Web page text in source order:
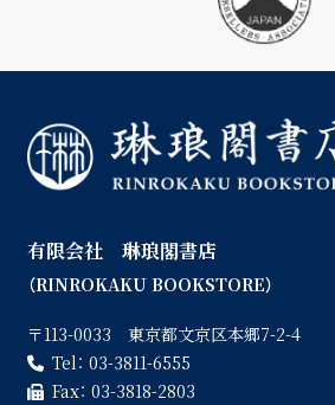
有限会社 琳琅閣書店
（RINROKAKU BOOKSTORE）
〒113-0033 東京都文京区本郷7-2-4
Tel： 03-3811-6555
Fax： 03-3818-2803